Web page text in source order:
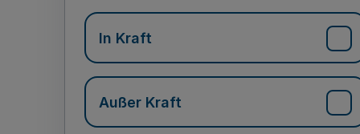
In Kraft
Außer Kraft